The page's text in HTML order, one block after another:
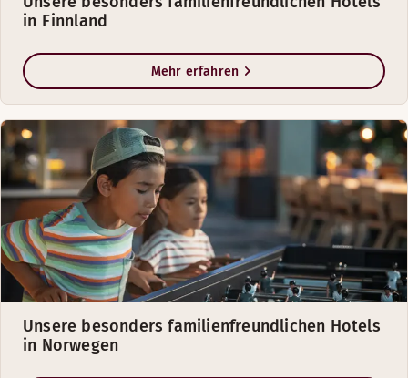
in Finnland
Mehr erfahren
Unsere besonders familienfreundlichen Hotels
in Norwegen